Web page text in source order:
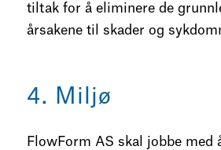
tiltak for å eliminere de
årsakene til skader og
4. Miljø
FlowForm AS skal jobbe med